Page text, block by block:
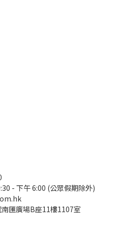
- 下午 6:00 (公眾假期除外)
匯廣場B座11樓1107室